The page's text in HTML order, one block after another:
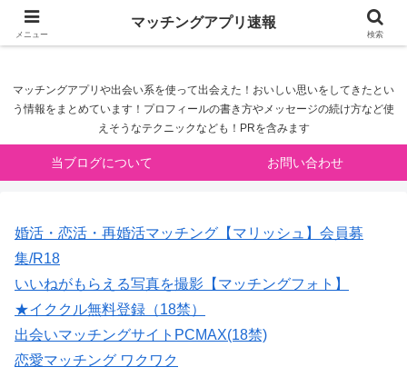
マッチングアプリ速報
マッチングアプリや出会い系を使って出会えた！おいしい思いをしてきたとい
う情報をまとめています！プロフィールの書き方やメッセージの続け方など使
えそうなテクニックなども！PRを含みます
当ブログについて お問い合わせ
婚活・恋活・再婚活マッチング【マリッシュ】会員募
集/R18
いいねがもらえる写真を撮影【マッチングフォト】
★イククル無料登録（18禁）
出会いマッチングサイトPCMAX(18禁)
恋愛マッチング ワクワク
メニュー
マッチングアプリ速報
検索